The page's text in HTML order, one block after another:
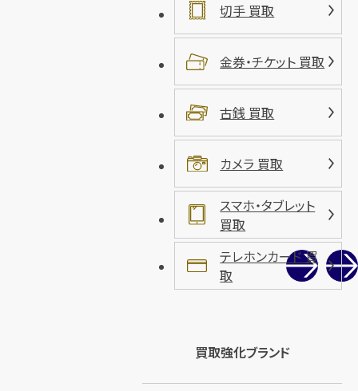
切手 買取
金券・チケット 買取
古銭 買取
カメラ 買取
スマホ・タブレット
買取
テレホンカード 買
取
買取強化ブランド